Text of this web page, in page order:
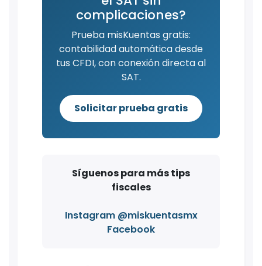
complicaciones?
Prueba misKuentas gratis:
contabilidad automática desde
tus CFDI, con conexión directa al
SAT.
Solicitar prueba gratis
Síguenos para más tips
fiscales
Instagram @miskuentasmx
Facebook